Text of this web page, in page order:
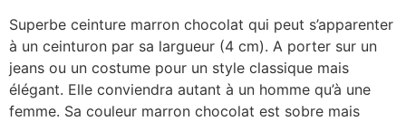
Superbe ceinture marron chocolat qui peut s’apparenter
à un ceinturon par sa largueur (4 cm). A porter sur un
jeans ou un costume pour un style classique mais
élégant. Elle conviendra autant à un homme qu’à une
femme. Sa couleur marron chocolat est sobre mais